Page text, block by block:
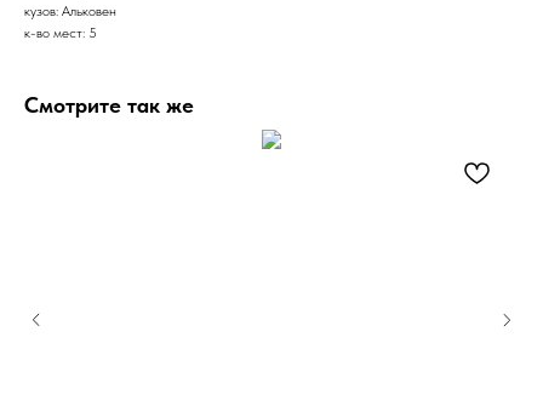
кузов: Альковен
к-во мест: 5
Смотрите так же